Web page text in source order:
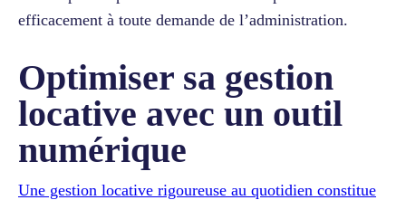
efficacement à toute demande de l’administration.
Optimiser sa gestion
locative avec un outil
numérique
Une gestion locative rigoureuse au quotidien constitue